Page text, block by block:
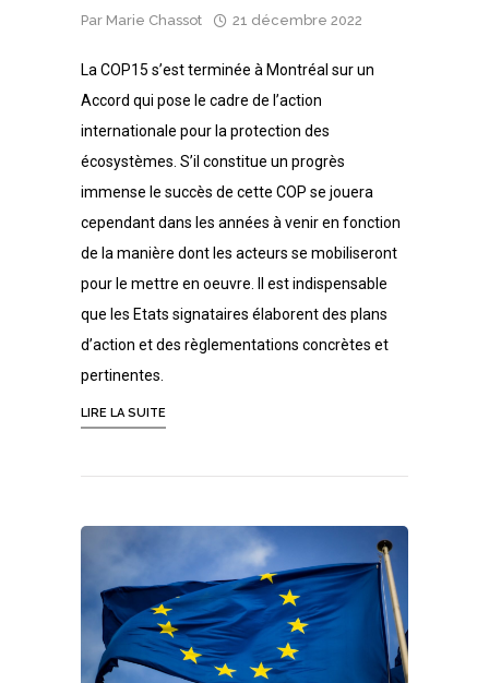
Par Marie Chassot 21 décembre 2022
La COP15 s’est terminée à Montréal sur un
Accord qui pose le cadre de l’action
internationale pour la protection des
écosystèmes. S’il constitue un progrès
immense le succès de cette COP se jouera
cependant dans les années à venir en fonction
de la manière dont les acteurs se mobiliseront
pour le mettre en oeuvre. Il est indispensable
que les Etats signataires élaborent des plans
d’action et des règlementations concrètes et
pertinentes.
LIRE LA SUITE